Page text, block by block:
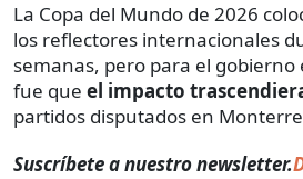
La Copa del Mundo de 2026
los reflectores internacionales
semanas, pero para el gobierno
fue que el impacto
partidos disputados en
Suscríbete a nuestro newsletter.